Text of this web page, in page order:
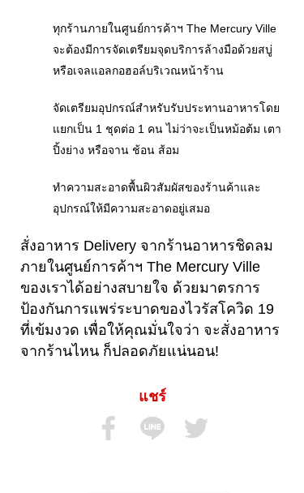
ทุกร้านภายในศูนย์การค้าฯ The Mercury Ville
จะต้องมีการจัดเตรียมจุดบริการล้างมือด้วยสบู่
หรือเจลแอลกอฮอล์บริเวณหน้าร้าน
จัดเตรียมอุปกรณ์สำหรับรับประทานอาหารโดย
แยกเป็น 1 ชุดต่อ 1 คน ไม่ว่าจะเป็นหม้อต้ม เตา
ปิ้งย่าง หรือจาน ช้อน ส้อม
ทำความสะอาดพื้นผิวสัมผัสของร้านค้าและ
อุปกรณ์ให้มีความสะอาดอยู่เสมอ
สั่งอาหาร Delivery จากร้านอาหารชิดลม
ภายในศูนย์การค้าฯ The Mercury Ville
ของเราได้อย่างสบายใจ ด้วยมาตรการ
ป้องกันการแพร่ระบาดของไวรัสโควิด 19
ที่เข้มงวด เพื่อให้คุณมั่นใจว่า จะสั่งอาหาร
จากร้านไหน ก็ปลอดภัยแน่นอน!
แชร์